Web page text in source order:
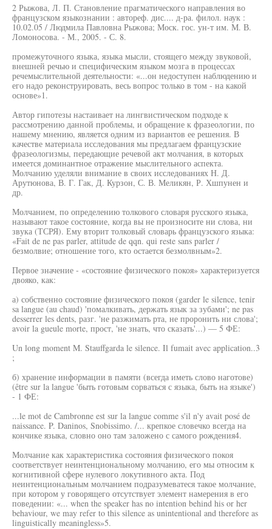
2 Рыжова, Л. П. Становление прагматического направления во
французском языкознании : автореф. дис.... д-ра. филол. наук :
10.02.05 / Людмила Павловна Рыжова; Моск. гос. ун-т им. М. В.
Ломоносова. - М., 2005. - С. 8.
промежуточного языка, языка мысли, стоящего между звуковой,
внешней речью и специфическим языком мозга в процессах
речемыслительной деятельности: «...он недоступен наблюдению и
его надо реконструировать, весь вопрос только в том - на какой
основе»1.
Автор гипотезы настаивает на лингвистическом подходе к
рассмотрению данной проблемы, и обращение к фразеологии, по
нашему мнению, является одним из вариантов ее решения. В
качестве материала исследования мы предлагаем французские
фразеологизмы, передающие речевой акт молчания, в которых
имеется доминантное отражение мыслительного аспекта.
Молчанию уделяли внимание в своих исследованиях Н. Д.
Арутюнова, В. Г. Гак, Д. Курзон, С. В. Меликян, Р. Хшпунен и
др.
Молчанием, по определению толкового словаря русского языка,
называют такое состояние, когда вы не произносите ни слова, ни
звука (ТСРЯ). Ему вторит толковый словарь французского языка:
«Fait de ne pas parler, attitude de qqn. qui reste sans parler /
безмолвие; отношение того, кто остается безмолвным»2.
Первое значение - «состояние физического покоя» характеризуется
двояко, как:
а) собственно состояние физического покоя (garder le silence, tenir
sa langue (au chaud) 'помалкивать, держать язык за зубами'; ne pas
desserrer les dents, разг. 'не разжимать рта, не проронить ни слова';
avoir la gueule morte, прост, 'не знать, что сказать'...) — 5 ФЕ:
Un long moment M. Stauffgarda le silence. Il fumait avec application..3
;
б) хранение информации в памяти (всегда иметь слово наготове)
(être sur la langue 'быть готовым сорваться с языка, быть на языке')
- 1 ФЕ:
...le mot de Cambronne est sur la langue comme s'il n'y avait posé de
naissance. P. Daninos, Snobissimo. /... крепкое словечко всегда на
кончике языка, словно оно там заложено с самого рождения4.
Молчание как характеристика состояния физического покоя
соответствует неинтенциональному молчанию, его мы относим к
когнитивной сфере нулевого локутивного акта. Под
неинтенциональным молчанием подразумеватеся такое молчание,
при котором у говорящего отсутствует элемент намерения в его
поведении: «... when the speaker has no intention behind his or her
behaviour, we may refer to this silence as unintentional and therefore as
linguistically meaningless»5.